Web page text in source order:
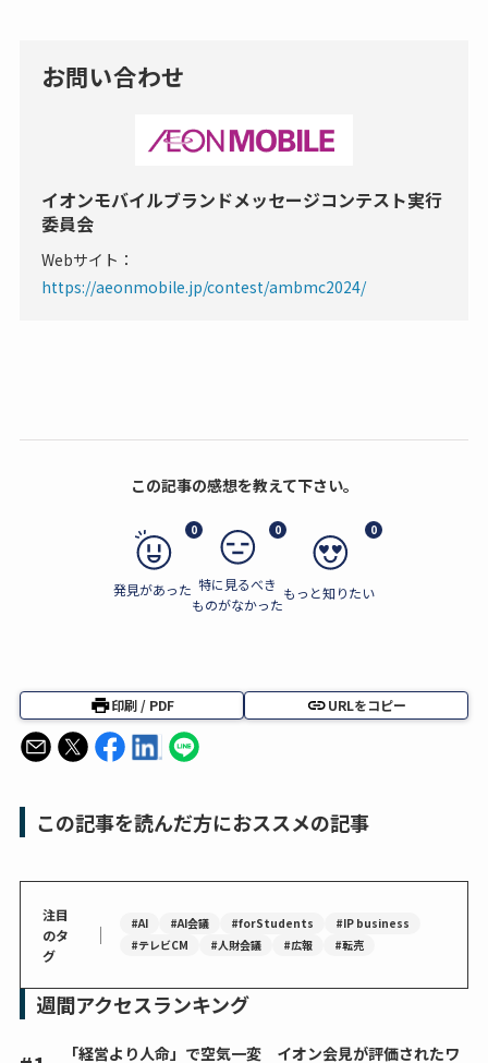
お問い合わせ
イオンモバイルブランドメッセージコンテスト実行
委員会
Webサイト：
https://aeonmobile.jp/contest/ambmc2024/
この記事の感想を教えて下さい。
0
発見があった
0
特に見るべき
ものがなかった
0
もっと知りたい
印刷 / PDF URLをコピー
この記事を読んだ方におススメの記事
注目
のタ
グ
｜ #AI #AI会議 #forStudents
#IP business
#テレビCM
#人財会議 #広報 #転売
週間アクセスランキング
「経営より人命」で空気一変 イオン会見が評価されたワ